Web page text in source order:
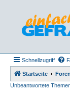
Schnellzugriff
Startseite
Unbeantwortete